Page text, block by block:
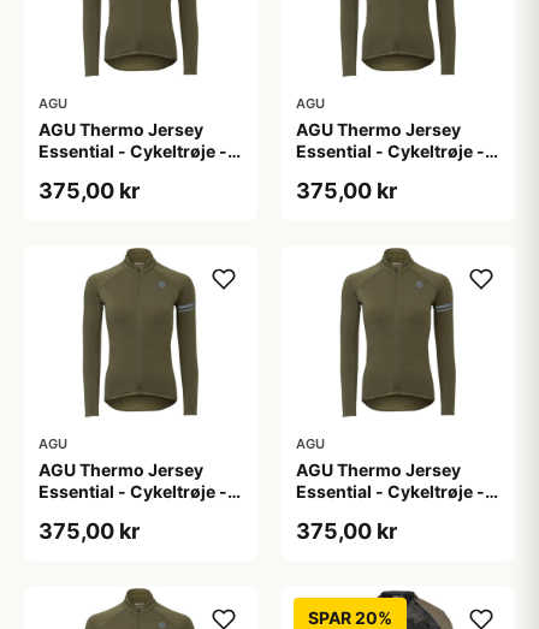
AGU
AGU Thermo Jersey
Essential - Cykeltrøje -
L
375,00 kr
AGU
AGU Thermo Jersey
Essential - Cykeltrøje -
M
375,00 kr
AGU
AGU Thermo Jersey
Essential - Cykeltrøje -
S
375,00 kr
AGU
AGU Thermo Jersey
Essential - Cykeltrøje -
XL
375,00 kr
SPAR 20%